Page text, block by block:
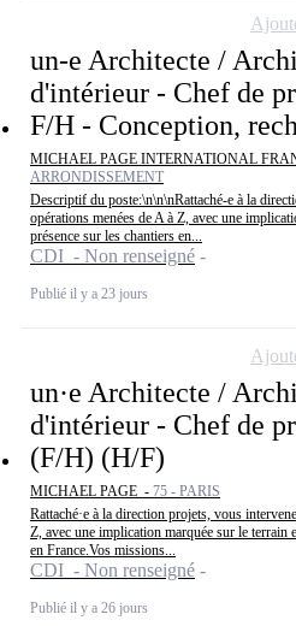
un-e Architecte /
d'intérieur - Chef de
F/H - Conception,
MICHAEL PAGE INTERNATIONAL
ARRONDISSEMENT
Descriptif du poste:\n\n\nRattaché-e à la
opérations menées de A à Z, avec une
présence sur les chantiers en...
CDI - Non renseigné
Publié il y a 23 jours
un·e Architecte /
d'intérieur - Chef de
(F/H) (H/F)
MICHAEL PAGE - 75 - PARIS
Rattaché·e à la direction projets, vous
Z, avec une implication marquée sur le terrain
en France.Vos missions...
CDI - Non renseigné
Publié il y a 26 jours